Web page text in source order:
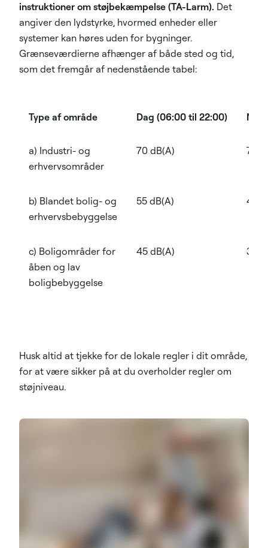
instruktioner om støjbekæmpelse (TA-Larm). Det
angiver den lydstyrke, hvormed enheder eller
systemer kan høres uden for bygninger.
Grænseværdierne afhænger af både sted og tid,
som det fremgår af nedenstående tabel:
Type af område Dag (06:00 til 22:00) Nat
a) Industri- og
erhvervsområder
70 dB(A) 70
b) Blandet bolig- og
erhvervsbebyggelse
55 dB(A) 40
c) Boligområder for
åben og lav
boligbebyggelse
45 dB(A) 35
Husk altid at tjekke for de lokale regler i dit område,
for at være sikker på at du overholder regler om
støjniveau.